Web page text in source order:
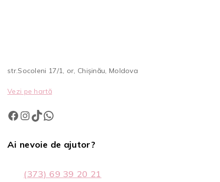
str.Socoleni 17/1, or, Chișinău, Moldova
Vezi pe hartă
Ai nevoie de ajutor?
(373) 69 39 20 21